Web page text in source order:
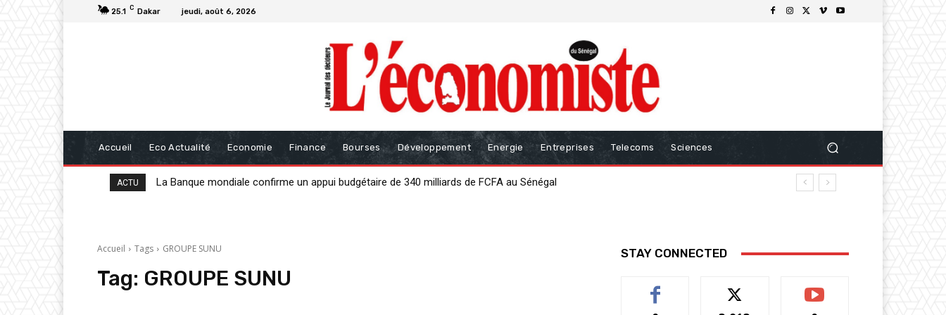
25.1 C Dakar jeudi, août 6, 2026
Accueil Eco Actualité Economie Finance Bourses Développement Energie Entreprises Telecoms Sciences
ACTU La Banque mondiale confirme un appui budgétaire de 340 milliards de FCFA au Sénégal
20 milliards de FCFA de la BAD pour renforcer la gouvernance des finances publiques
Accueil Tags GROUPE SUNU
Tag: GROUPE SUNU
STAY CONNECTED